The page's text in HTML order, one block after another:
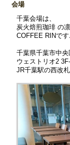
会場
千葉会場は、
炭火焙煎珈琲 の
COFFEE RINです
千葉県千葉市中
ウェストリオ2
JR千葉駅の西改